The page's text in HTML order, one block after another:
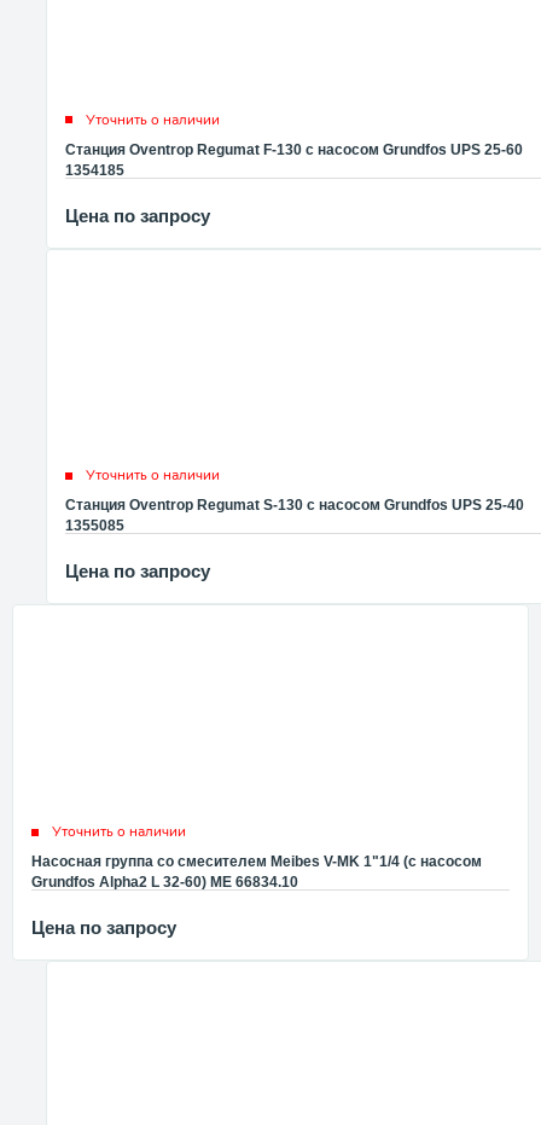
Уточнить о наличии
Станция Oventrop Regumat F-130 с насосом Grundfos UPS 25-60
1354185
Цена по запросу
Уточнить о наличии
Станция Oventrop Regumat S-130 с насосом Grundfos UPS 25-40
1355085
Цена по запросу
Уточнить о наличии
Насосная группа со смесителем Meibes V-MK 1"1/4 (с насосом
Grundfos Alpha2 L 32-60) ME 66834.10
Цена по запросу